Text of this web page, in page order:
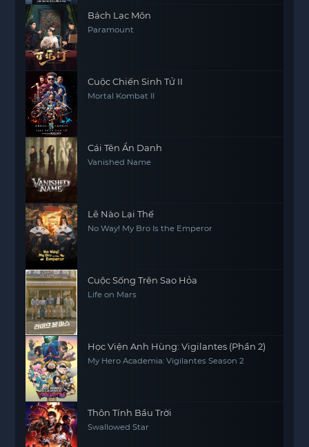
Bách Lạc Môn
Paramount
Cuộc Chiến Sinh Tử II
Mortal Kombat II
Cái Tên Ẩn Danh
Vanished Name
Lẽ Nào Lại Thế
No Way! My Bro Is the Emperor
Cuộc Sống Trên Sao Hỏa​
Life on Mars
Học Viện Anh Hùng: Vigilantes (Phần 2)
My Hero Academia: Vigilantes Season 2
Thôn Tính Bầu Trời
Swallowed Star